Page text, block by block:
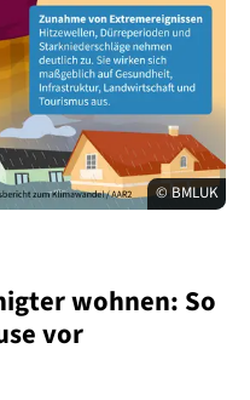
© BMLUK
wohnen: So
vor